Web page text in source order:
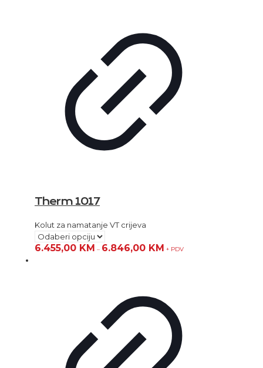
Therm 1017
Kolut za namatanje VT crijeva
6.455,00 KM – 6.846,00 KM + PDV